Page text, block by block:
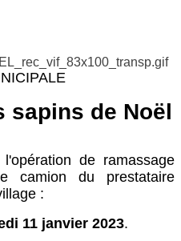
sapins de Noël
de ramassage
camion du prestataire
:
11 janvier 2023.